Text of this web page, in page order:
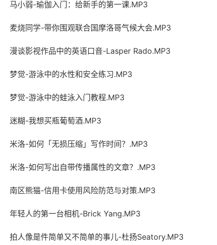
马小弱-瑜伽入门：给新手的第一课.MP3
麦烧同学-带你围观联合国摩洛哥气候大会.MP3
漫谈影视作品中的英语口音-Lasper Rado.MP3
梦觉-游泳中的水性和安全练习.MP3
梦觉-游泳中的蛙泳入门教程.MP3
迷糊-我想买瓶葡萄酒.MP3
米洛-如何「无损压缩」写作时间？.MP3
米洛-如何写出自带传播属性的文章？.MP3
南区熊猫-信用卡使用风险防范与对策.MP3
年轻人的第一台相机-Brick Yang.MP3
拍人像是件简单又不简单的事儿-杜扬Seatory.MP3